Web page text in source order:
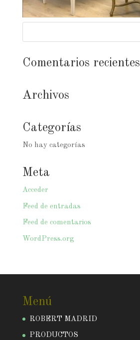
Comentarios recientes
Archivos
Categorías
No hay categorías
Meta
Acceder
Feed de entradas
Feed de comentarios
WordPress.org
Menú
ROBERT MADRID
PRODUCTOS